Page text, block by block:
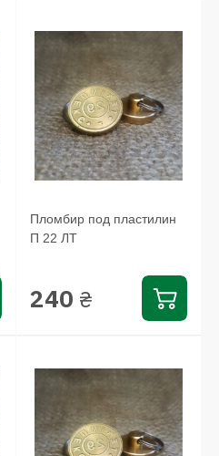
Пломбир под пластилин
П 22 ЛТ
240 ₴